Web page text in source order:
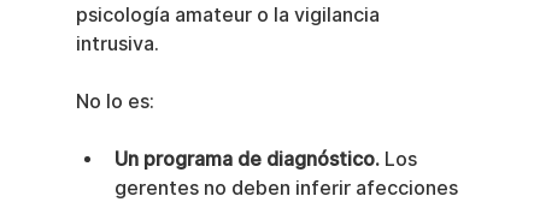
psicología amateur o la vigilancia
intrusiva.
No lo es:
Un programa de diagnóstico. Los
gerentes no deben inferir afecciones